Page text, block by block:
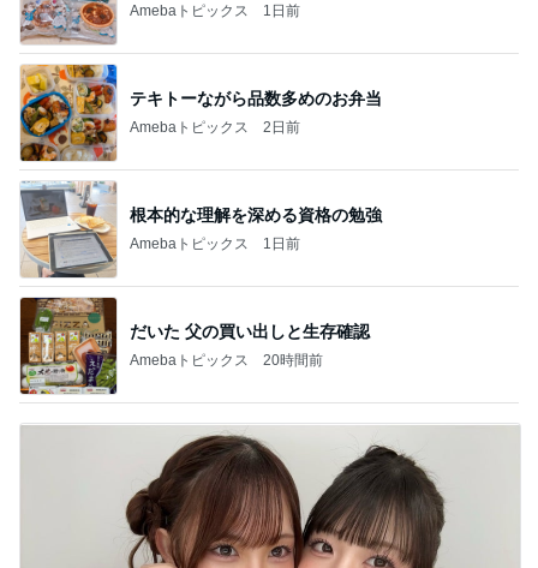
Amebaトピックス 1日前
テキトーながら品数多めのお弁当
Amebaトピックス 2日前
根本的な理解を深める資格の勉強
Amebaトピックス 1日前
だいた 父の買い出しと生存確認
Amebaトピックス 20時間前